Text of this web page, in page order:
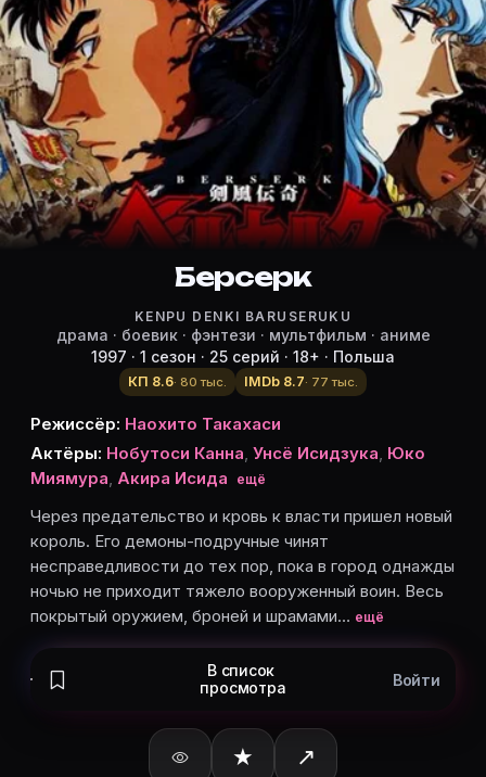
Режиссёр, актёры и роли
Режиссёр и актёры:
Наохито Такахаси (режиссёр)
Нобутоси Канна — Guts, озвучка
Унсё Исидзука — Narration, озвучка
Yuko Miyamura — Caska, озвучка
Акира Исида — Judeau, озвучка
Томохиро Нисимура — Corkus, озвучка
Акико Ядзима — Rickert, озвучка
Masuo Amada — Pippin, озвучка
Ясуюки Касэ — Soldier B, озвучка
Юри Сиратори — Charlotte, озвучка
Масахито Каванаго — Gaston, озвучка
Сёто Касии — Soldier B, озвучка
Тэссё Гэнда — Adon, озвучка
Tamio Oki — King, озвучка
Икуя Саваки — Boscogn, озвучка
Карточки актёров с ролями — на Movie Planner.
Частые вопросы о «Берсерк»
О чём сериал «Берсерк» (1997)?
Через предательство и кровь к власти пришел
Берсерк
KENPU DENKI BARUSERUKU
драма · боевик · фэнтези · мультфильм · аниме
1997 · 1 сезон · 25 серий · 18+ · Польша
КП 8.6· 80 тыс. IMDb 8.7· 77 тыс.
Режиссёр: Наохито Такахаси
Актёры: Нобутоси Канна, Унсё Исидзука, Юко
Миямура, Акира Исида ещё
Через предательство и кровь к власти пришел новый
король. Его демоны-подручные чинят
несправедливости до тех пор, пока в город однажды
ночью не приходит тяжело вооруженный воин. Весь
покрытый оружием, броней и шрамами… ещё
В список
просмотра
Войти
★ ↗